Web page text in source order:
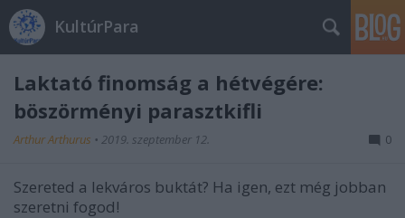
KultúrPara
Laktató finomság a hétvégére:
böszörményi parasztkifli
Arthur Arthurus • 2019. szeptember 12. 0
Szereted a lekváros buktát? Ha igen, ezt még jobban
szeretni fogod!